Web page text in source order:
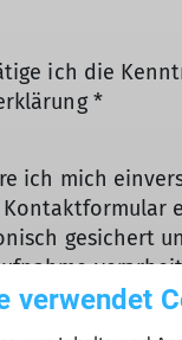
ich die
*
ich mich
gesichert
Mir ist
verwendet